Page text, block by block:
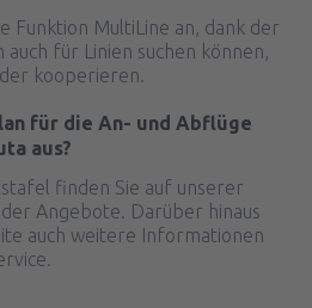
Funktion MultiLine an, dank der
für Linien suchen können,
kooperieren.
für die An- und Abflüge
aus?
finden Sie auf unserer
Angebote. Darüber hinaus
auch weitere Informationen